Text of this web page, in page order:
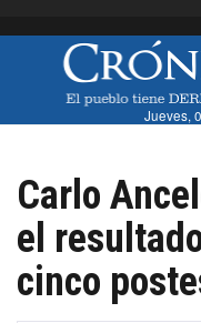
Jueves,
Carlo
el
cinco